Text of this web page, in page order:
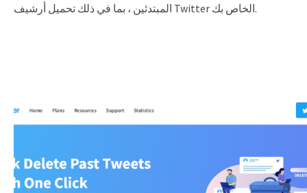
المبتدئين ، بما في ذلك تحميل أرشيف Twitter الخاص بك.